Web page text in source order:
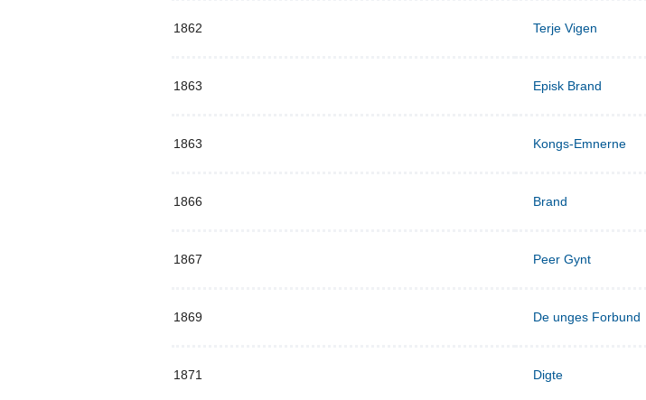
1862 Terje Vigen
1863 Episk Brand
1863 Kongs-Emnerne
1866 Brand
1867 Peer Gynt
1869 De unges Forbund
1871 Digte